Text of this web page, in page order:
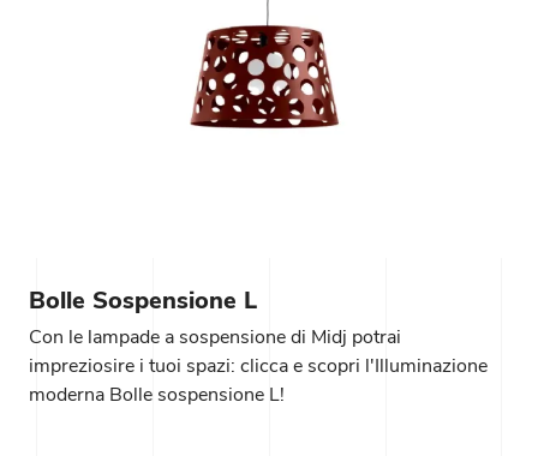
Bolle Sospensione L
Con le lampade a sospensione di Midj potrai
impreziosire i tuoi spazi: clicca e scopri l'Illuminazione
moderna Bolle sospensione L!